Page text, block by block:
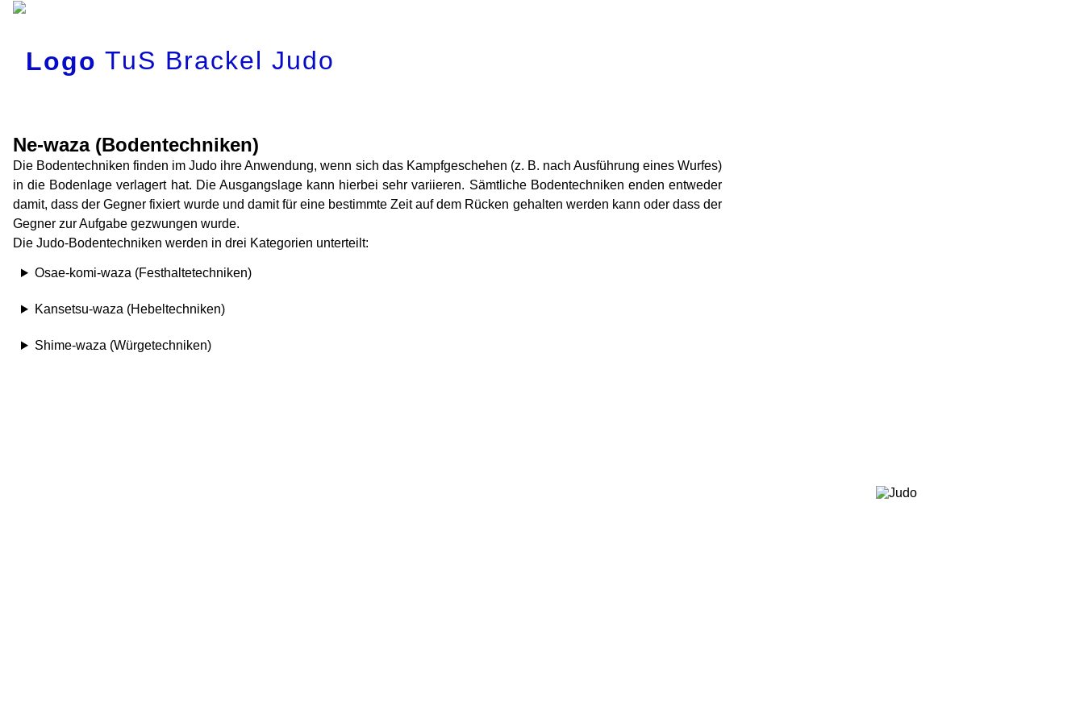
TuS Brackel Judo
Ne-waza (Bodentechniken)
Die Bodentechniken finden im Judo ihre Anwendung, wenn sich das Kampfgeschehen (z. B. nach Ausführung eines Wurfes)
in die Bodenlage verlagert hat. Die Ausgangslage kann hierbei sehr variieren. Sämtliche Bodentechniken enden entweder
damit, dass der Gegner fixiert wurde und damit für eine bestimmte Zeit auf dem Rücken gehalten werden kann oder dass der
Gegner zur Aufgabe gezwungen wurde.
Die Judo-Bodentechniken werden in drei Kategorien unterteilt:
Osae-komi-waza (Festhaltetechniken)
Kansetsu-waza (Hebeltechniken)
Shime-waza (Würgetechniken)